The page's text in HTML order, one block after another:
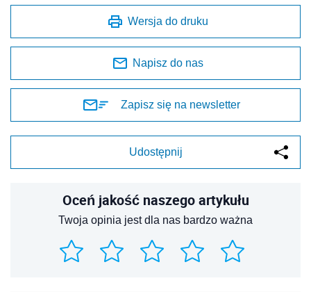
Wersja do druku
Napisz do nas
Zapisz się na newsletter
Udostępnij
Oceń jakość naszego artykułu
Twoja opinia jest dla nas bardzo ważna